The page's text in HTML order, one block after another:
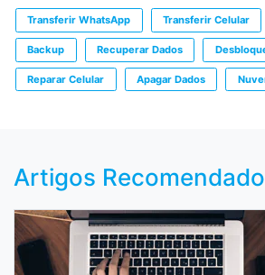
Transferir WhatsApp Transferir Celular
Backup Recuperar Dados
Reparar Celular Apagar Dados
Artigos